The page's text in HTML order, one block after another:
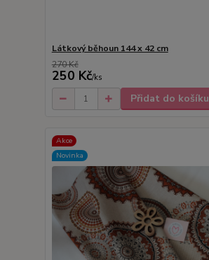
Látkový běhoun 144 x 42 cm
270 Kč
250 Kč/ks
Přidat do košíku
Akce
Novinka